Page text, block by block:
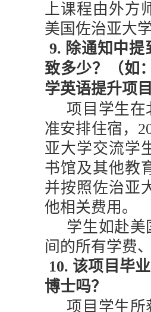
上课程由外方
美国佐治亚大
9. 除通知中提
致多少？（如
学英语提升项
项目学生在
准安排住宿，
亚大学交流学
书馆及其他教
并按照佐治亚
他相关费用。
学生如赴美
间的所有学费
10. 该项目毕
博士吗？
项目学生所